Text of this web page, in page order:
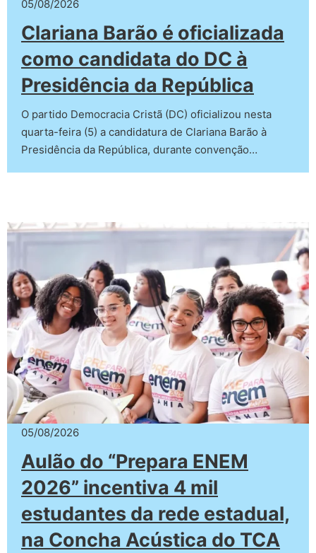
05/08/2026
Clariana Barão é oficializada
como candidata do DC à
Presidência da República
O partido Democracia Cristã (DC) oficializou nesta
quarta-feira (5) a candidatura de Clariana Barão à
Presidência da República, durante convenção…
05/08/2026
Aulão do “Prepara ENEM
2026” incentiva 4 mil
estudantes da rede estadual,
na Concha Acústica do TCA